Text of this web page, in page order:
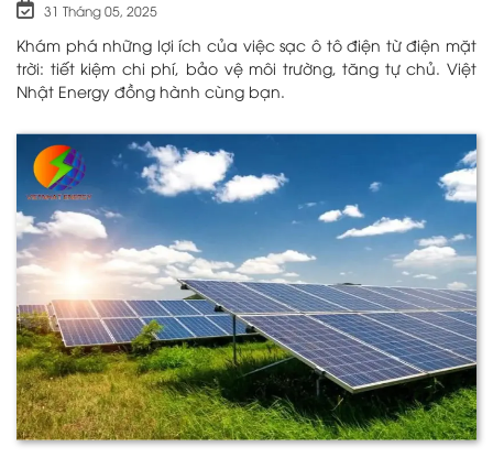
31 Tháng 05, 2025
Khám phá những lợi ích của việc sạc ô tô điện từ điện mặt
trời: tiết kiệm chi phí, bảo vệ môi trường, tăng tự chủ. Việt
Nhật Energy đồng hành cùng bạn.